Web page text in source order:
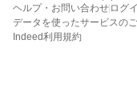
ヘルプ・お問い合わせ ログ
データを使ったサービスの
Indeed利用規約